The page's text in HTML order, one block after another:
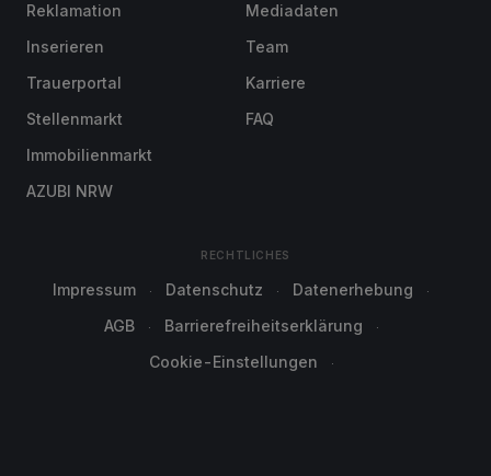
Reklamation
Inserieren
Trauerportal
Stellenmarkt
Immobilienmarkt
AZUBI NRW
Mediadaten
Team
Karriere
FAQ
RECHTLICHES
Impressum Datenschutz
Datenerhebung
AGB
Barrierefreiheitserklärung
Cookie-Einstellungen